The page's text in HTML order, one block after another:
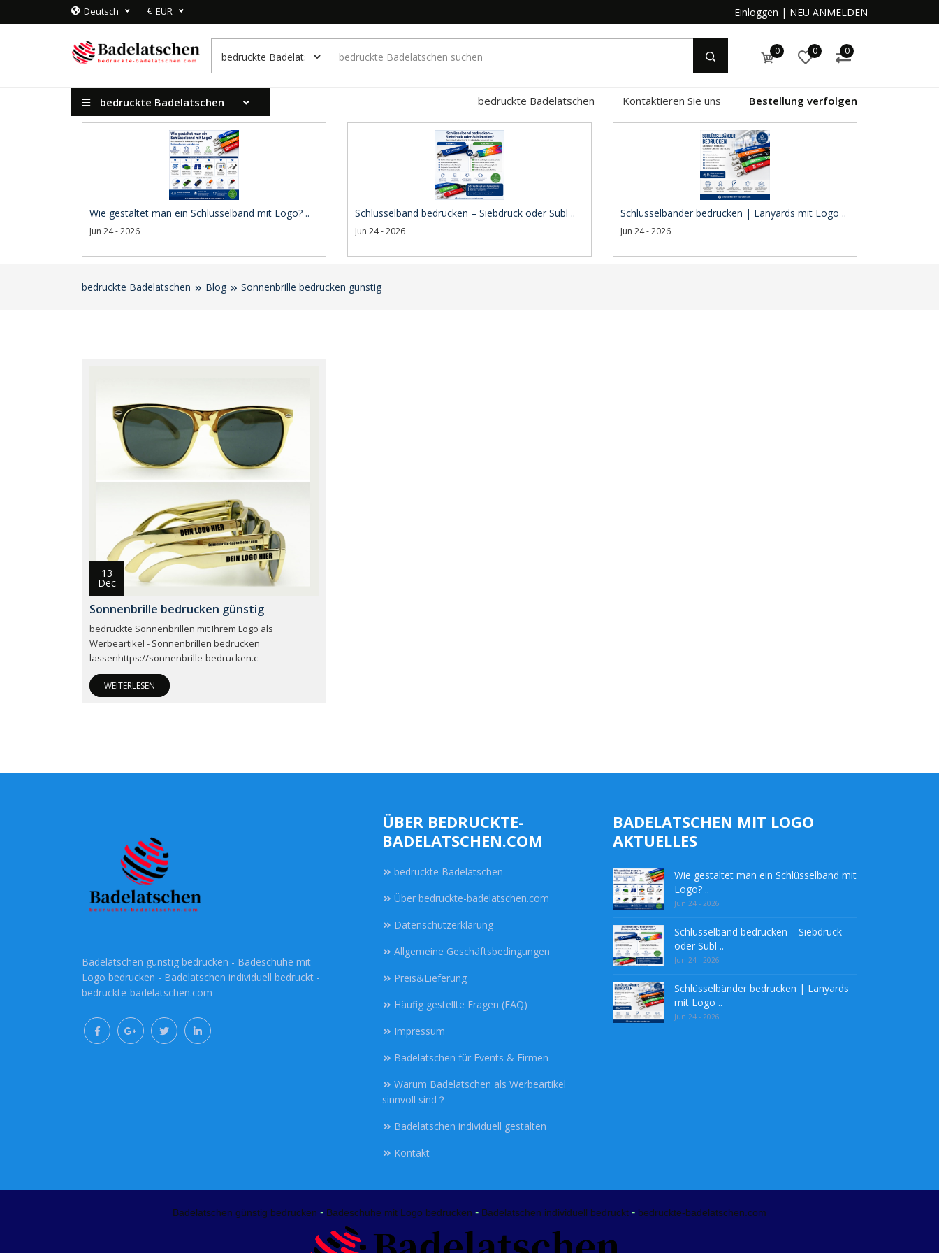
Deutsch € EUR Einloggen | NEU ANMELDEN
0 0 0
bedruckte Badelatschen bedruckte Badelatschen Kontaktieren Sie uns Bestellung verfolgen
Wie gestaltet man ein Schlüsselband mit Logo? ..
Jun 24 - 2026
Schlüsselband bedrucken – Siebdruck oder Subl ..
Jun 24 - 2026
Schlüsselbänder bedrucken | Lanyards mit Logo ..
Jun 24 - 2026
bedruckte Badelatschen Blog Sonnenbrille bedrucken günstig
13
Dec
Sonnenbrille bedrucken günstig
bedruckte Sonnenbrillen mit Ihrem Logo als
Werbeartikel - Sonnenbrillen bedrucken
lassenhttps://sonnenbrille-bedrucken.c
WEITERLESEN
Badelatschen günstig bedrucken - Badeschuhe mit
Logo bedrucken - Badelatschen individuell bedruckt -
bedruckte-badelatschen.com
ÜBER BEDRUCKTE-
BADELATSCHEN.COM
bedruckte Badelatschen
Über bedruckte-badelatschen.com
Datenschutzerklärung
Allgemeine Geschäftsbedingungen
Preis&Lieferung
Häufig gestellte Fragen (FAQ)
Impressum
Badelatschen für Events & Firmen
Warum Badelatschen als Werbeartikel
sinnvoll sind？
Badelatschen individuell gestalten
Kontakt
BADELATSCHEN MIT LOGO
AKTUELLES
Wie gestaltet man ein Schlüsselband mit
Logo? ..
Jun 24 - 2026
Schlüsselband bedrucken – Siebdruck
oder Subl ..
Jun 24 - 2026
Schlüsselbänder bedrucken | Lanyards
mit Logo ..
Jun 24 - 2026
Badelatschen günstig bedrucken - Badeschuhe mit Logo bedrucken - Badelatschen individuell bedruckt - bedruckte-badelatschen.com